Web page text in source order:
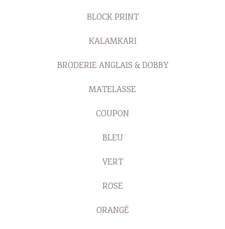
BLOCK PRINT
KALAMKARI
BRODERIE ANGLAIS & DOBBY
MATELASSE
COUPON
BLEU
VERT
ROSE
ORANGÉ